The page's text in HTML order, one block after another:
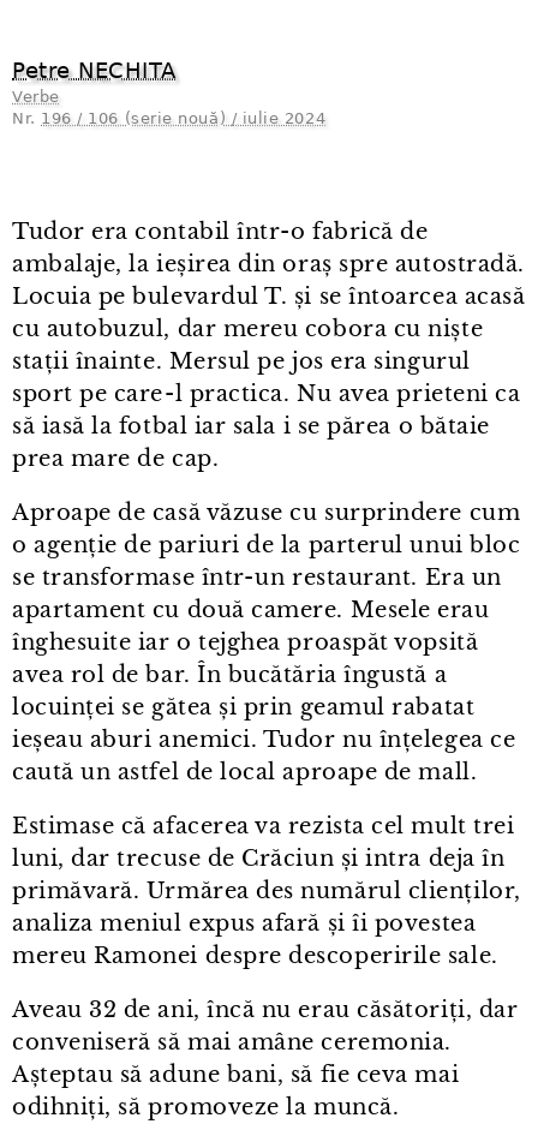
Petre NECHITA
Verbe
Nr. 196 / 106 (serie nouă) / iulie 2024
Tudor era contabil într⁠-⁠o fabrică de
ambalaje, la ieșirea din oraș spre autostradă.
Locuia pe bulevardul T. și se întoarcea acasă
cu autobuzul, dar mereu cobora cu niște
stații înainte. Mersul pe jos era singurul
sport pe care⁠-⁠l practica. Nu avea prieteni ca
să iasă la fotbal iar sala i se părea o bătaie
prea mare de cap.
Aproape de casă văzuse cu surprindere cum
o agenție de pariuri de la parterul unui bloc
se transformase într⁠-⁠un restaurant. Era un
apartament cu două camere. Mesele erau
înghesuite iar o tejghea proaspăt vopsită
avea rol de bar. În bucătăria îngustă a
locuinței se gătea și prin geamul rabatat
ieșeau aburi anemici. Tudor nu înțelegea ce
caută un astfel de local aproape de mall.
Estimase că afacerea va rezista cel mult trei
luni, dar trecuse de Crăciun și intra deja în
primăvară. Urmărea des numărul clienților,
analiza meniul expus afară și îi povestea
mereu Ramonei despre descoperirile sale.
Aveau 32 de ani, încă nu erau căsătoriți, dar
conveniseră să mai amâne ceremonia.
Așteptau să adune bani, să fie ceva mai
odihniți, să promoveze la muncă.